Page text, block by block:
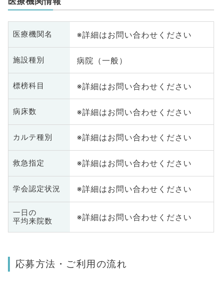
医療機関名 ※詳細はお問い合わせください
施設種別 病院（一般）
標榜科目 ※詳細はお問い合わせください
病床数 ※詳細はお問い合わせください
カルテ種別 ※詳細はお問い合わせください
救急指定 ※詳細はお問い合わせください
学会認定状況 ※詳細はお問い合わせください
一日の
平均来院数
※詳細はお問い合わせください
応募方法・ご利用の流れ